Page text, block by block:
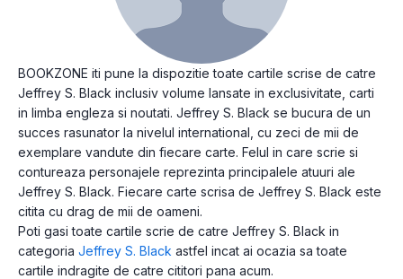
BOOKZONE iti pune la dispozitie toate cartile scrise de catre
Jeffrey S. Black inclusiv volume lansate in exclusivitate, carti
in limba engleza si noutati. Jeffrey S. Black se bucura de un
succes rasunator la nivelul international, cu zeci de mii de
exemplare vandute din fiecare carte. Felul in care scrie si
contureaza personajele reprezinta principalele atuuri ale
Jeffrey S. Black. Fiecare carte scrisa de Jeffrey S. Black este
citita cu drag de mii de oameni.
Poti gasi toate cartile scrie de catre Jeffrey S. Black in
categoria Jeffrey S. Black astfel incat ai ocazia sa toate
cartile indragite de catre cititori pana acum.